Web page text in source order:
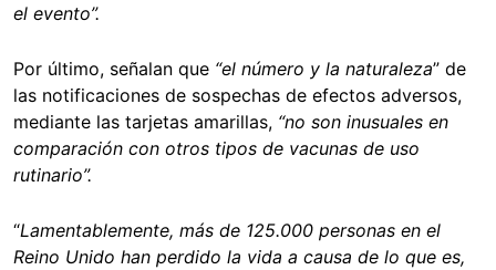
el evento”.
Por último, señalan que “el número y la naturaleza” de
las notificaciones de sospechas de efectos adversos,
mediante las tarjetas amarillas, “no son inusuales en
comparación con otros tipos de vacunas de uso
rutinario”.
“Lamentablemente, más de 125.000 personas en el
Reino Unido han perdido la vida a causa de lo que es,